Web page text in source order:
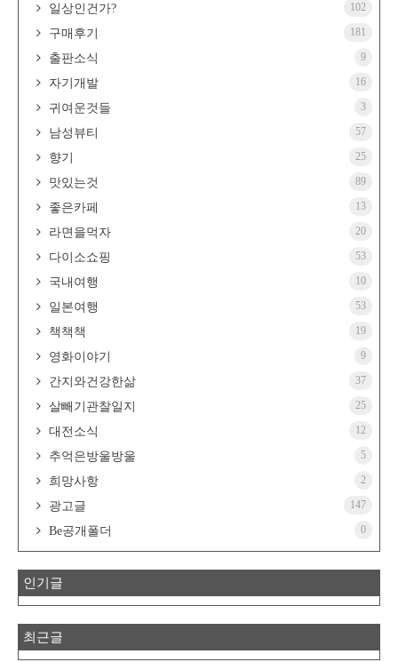
일상인건가? 102
구매후기 181
출판소식 9
자기개발 16
귀여운것들 3
남성뷰티 57
향기 25
맛있는것 89
좋은카페 13
라면을먹자 20
다이소쇼핑 53
국내여행 10
일본여행 53
책책책 19
영화이야기 9
간지와건강한삶 37
살빼기관찰일지 25
대전소식 12
추억은방울방울 5
희망사항 2
광고글 147
Be공개폴더 0
인기글
최근글